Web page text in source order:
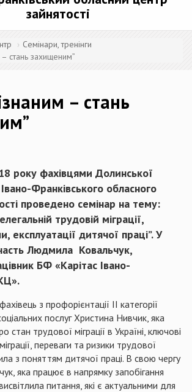
зайнятості
Семінари, тренінги
стань захищеним”
– стань
року фахівцями Долинської
Франківського обласного
проведено семінар на тему:
трудовій міграції,
експлуатації дитячої праці”. У
Людмила Ковальчук,
БФ «Карітас Івано-
з профорієнтації II категорії
послуг Христина Нивчик, яка
стан трудової міграції в Україні, ключові
переваги та ризики трудової
з поняттям дитячої праці. В свою чергу
яка працює в напрямку запобігання
питання, які є актуальними для